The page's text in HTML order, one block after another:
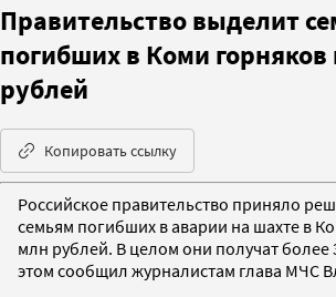
Правительство выделит
погибших в Коми горняков
рублей
Копировать ссылку
Российское правительство приняло
семьям погибших в аварии на шахте в
млн рублей. В целом они получат
этом сообщил журналистам глава МЧС